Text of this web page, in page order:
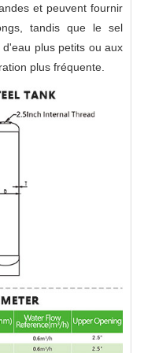
et peuvent fournir
tandis que le sel
plus petits ou aux
plus fréquente.